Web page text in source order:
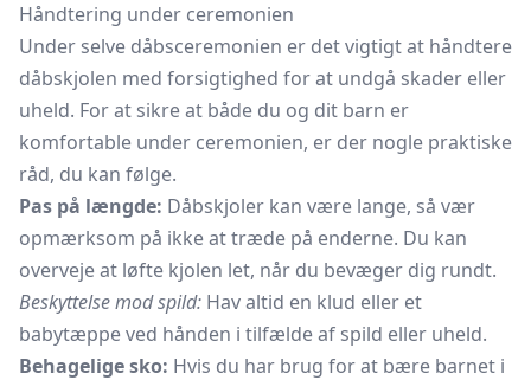
Håndtering under ceremonien
Under selve dåbsceremonien er det vigtigt at håndtere
dåbskjolen med forsigtighed for at undgå skader eller
uheld. For at sikre at både du og dit barn er
komfortable under ceremonien, er der nogle praktiske
råd, du kan følge.
Pas på længde: Dåbskjoler kan være lange, så vær
opmærksom på ikke at træde på enderne. Du kan
overveje at løfte kjolen let, når du bevæger dig rundt.
Beskyttelse mod spild: Hav altid en klud eller et
babytæppe ved hånden i tilfælde af spild eller uheld.
Behagelige sko: Hvis du har brug for at bære barnet i